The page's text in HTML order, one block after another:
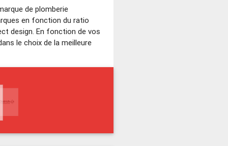
de plomberie
en fonction du ratio
design. En fonction de vos
le choix de la meilleure